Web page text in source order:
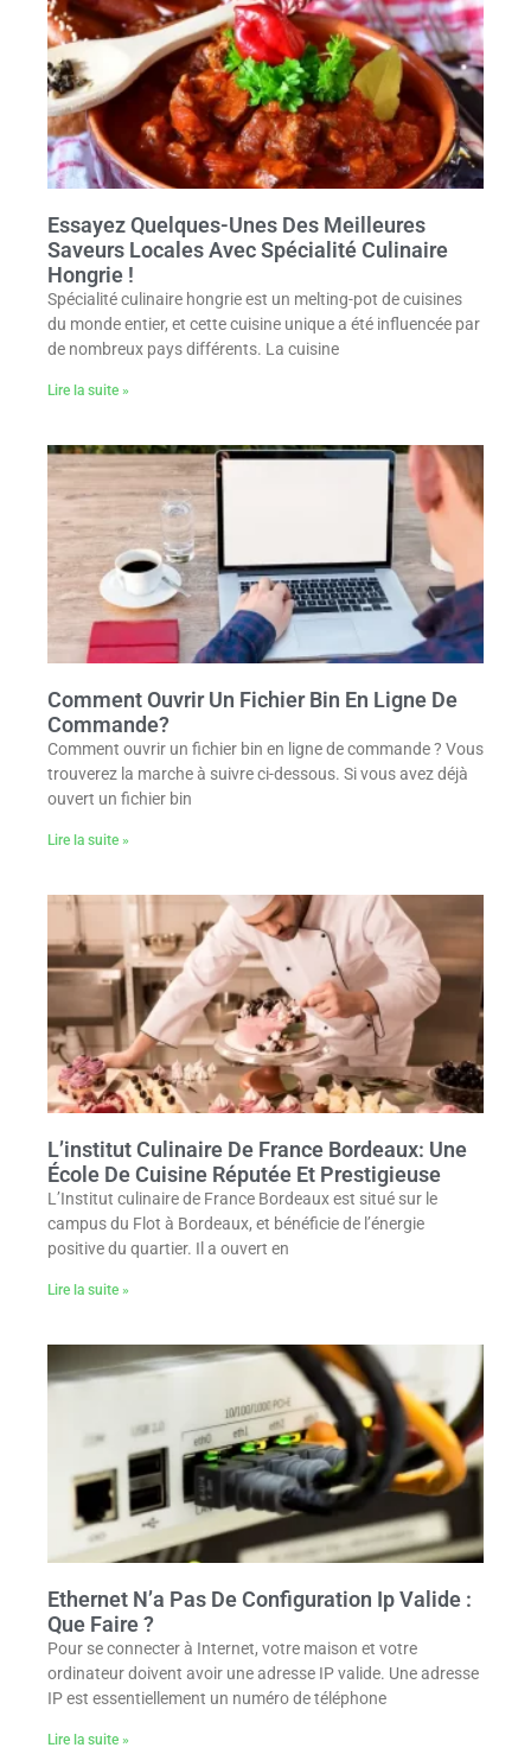
Essayez Quelques-Unes Des Meilleures
Saveurs Locales Avec Spécialité Culinaire
Hongrie !
Spécialité culinaire hongrie est un melting-pot de cuisines
du monde entier, et cette cuisine unique a été influencée par
de nombreux pays différents. La cuisine
Lire la suite »
Comment Ouvrir Un Fichier Bin En Ligne De
Commande?
Comment ouvrir un fichier bin en ligne de commande ? Vous
trouverez la marche à suivre ci-dessous. Si vous avez déjà
ouvert un fichier bin
Lire la suite »
L’institut Culinaire De France Bordeaux: Une
École De Cuisine Réputée Et Prestigieuse
L’Institut culinaire de France Bordeaux est situé sur le
campus du Flot à Bordeaux, et bénéficie de l’énergie
positive du quartier. Il a ouvert en
Lire la suite »
Ethernet N’a Pas De Configuration Ip Valide :
Que Faire ?
Pour se connecter à Internet, votre maison et votre
ordinateur doivent avoir une adresse IP valide. Une adresse
IP est essentiellement un numéro de téléphone
Lire la suite »